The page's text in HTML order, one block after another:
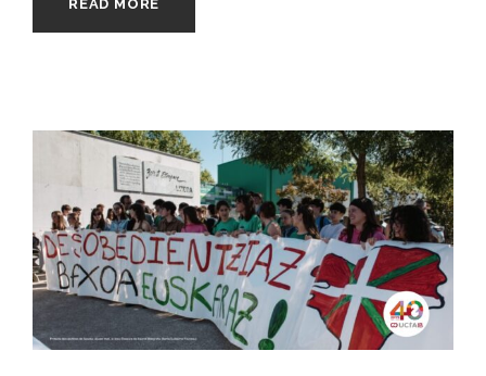
READ MORE